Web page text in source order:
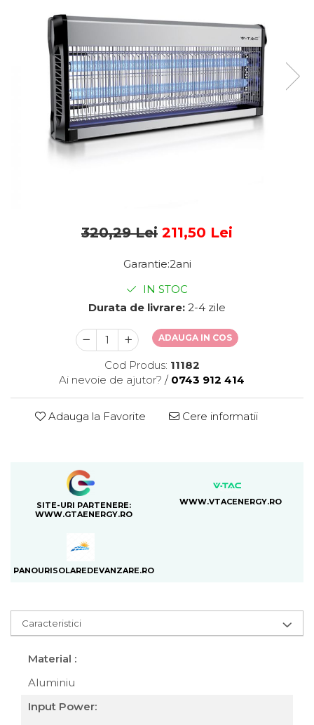
Magnetice
Tuburi LED
Lămpi de Birou
Oglinzi LED
320,29 Lei 211,50 Lei
Garantie:2ani
IN STOC
Durata de livrare: 2-4 zile
ADAUGA IN COS
Cod Produs: 11182
Ai nevoie de ajutor? / 0743 912 414
Adauga la Favorite Cere informatii
SITE-URI PARTENERE:
WWW.GTAENERGY.RO
WWW.VTACENERGY.RO
PANOURISOLAREDEVANZARE.RO
Caracteristici
Material :
Aluminiu
Input Power: